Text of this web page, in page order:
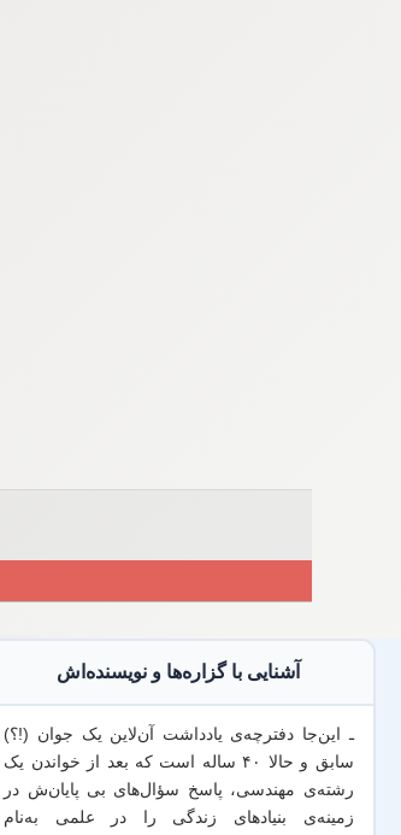
آشنایی با گزاره‌ها و نویسنده‌اش
ـ این‌جا دفترچه‌ی یادداشت‌ آن‌لاین یک جوان (!؟)
سابق و حالا ۴۰ ساله است که بعد از خواندن یک
رشته‌ی مهندسی، پاسخ سؤال‌های بی پایان‌ش در
زمینه‌ی بنیادهای زندگی را در علمی به‌نام